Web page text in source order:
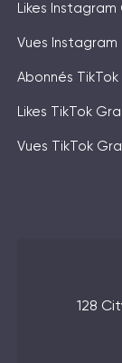
Likes
Vues
Abonnés
Likes TikTok
Vues TikTok
128